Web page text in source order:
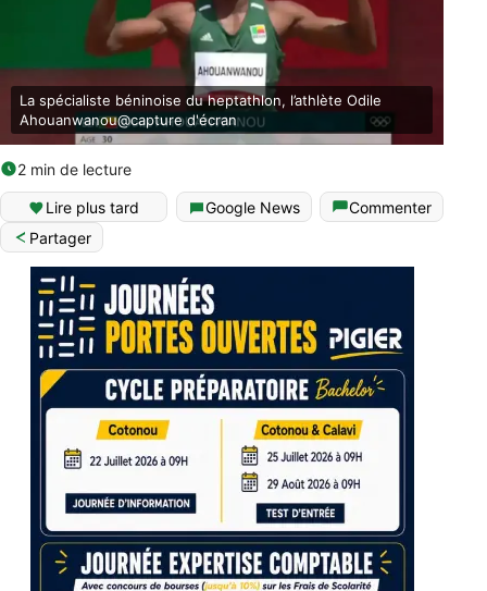
La spécialiste béninoise du heptathlon, l’athlète Odile
Ahouanwanou@capture d'écran
2 min de lecture
Lire plus tard Google News
Commenter
Partager